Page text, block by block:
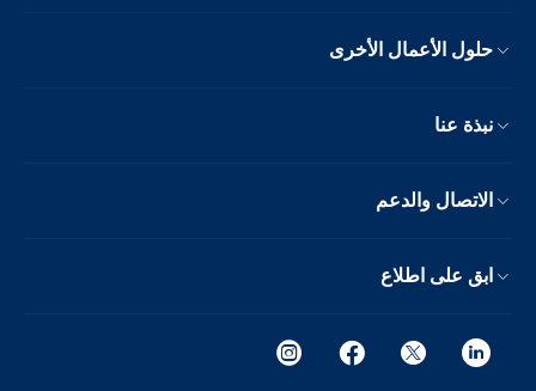
حلول الأعمال الأخرى
نبذة عنا
الاتصال والدعم
ابق على اطلاع